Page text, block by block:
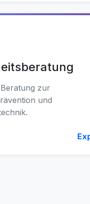
zur
und